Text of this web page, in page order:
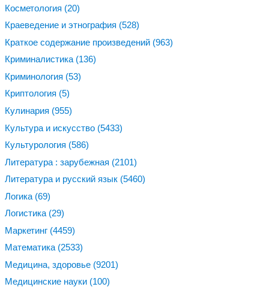
Косметология (20)
Краеведение и этнография (528)
Краткое содержание произведений (963)
Криминалистика (136)
Криминология (53)
Криптология (5)
Кулинария (955)
Культура и искусство (5433)
Культурология (586)
Литература : зарубежная (2101)
Литература и русский язык (5460)
Логика (69)
Логистика (29)
Маркетинг (4459)
Математика (2533)
Медицина, здоровье (9201)
Медицинские науки (100)